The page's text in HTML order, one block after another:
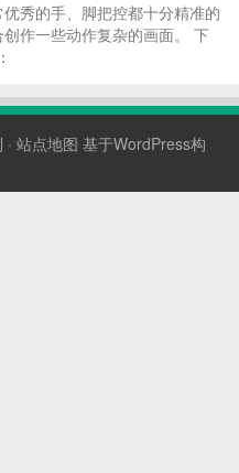
秀的手、脚把控都十分精准的
作一些动作复杂的画面。 下
古佛 » 最会画jio的IL模...
站点地图 基于WordPress构